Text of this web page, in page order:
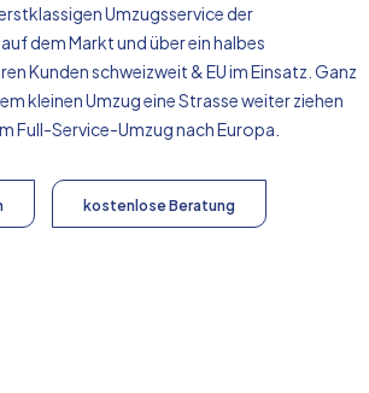
Umzugsservice der
dem Markt und über ein halbes
Kunden schweizweit & EU im Einsatz. Ganz
kleinen Umzug eine Strasse weiter ziehen
Full-Service-Umzug nachEuropa
kostenlose Beratung